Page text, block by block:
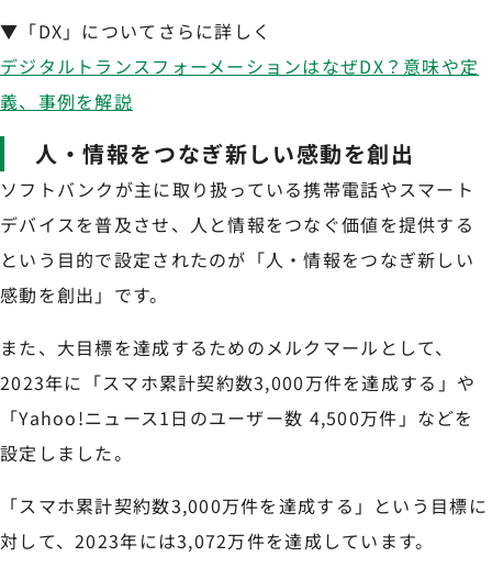
▼「DX」についてさらに詳しく
デジタルトランスフォーメーションはなぜDX？意味や定
義、事例を解説
人・情報をつなぎ新しい感動を創出
ソフトバンクが主に取り扱っている携帯電話やスマート
デバイスを普及させ、人と情報をつなぐ価値を提供する
という目的で設定されたのが「人・情報をつなぎ新しい
感動を創出」です。
また、大目標を達成するためのメルクマールとして、
2023年に「スマホ累計契約数3,000万件を達成する」や
「Yahoo!ニュース1日のユーザー数 4,500万件」などを
設定しました。
「スマホ累計契約数3,000万件を達成する」という目標に
対して、2023年には3,072万件を達成しています。